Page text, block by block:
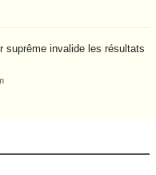
suprême invalide les résultats